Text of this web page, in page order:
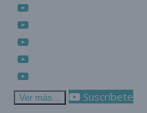
Ver más... Suscríbete